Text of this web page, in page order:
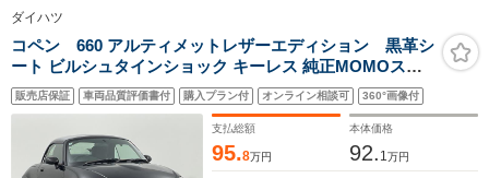
ダイハツ
コペン 660 アルティメットレザーエディション 黒革シ
ート ビルシュタインショック キーレス 純正MOMOステ
アリング ETC HIDヘッドライト BSSアルミ リアウイング
シートヒーター
販売店保証 車両品質評価書付 購入プラン付 オンライン相談可 360°画像付
支払総額
95.8万円
本体価格
92. 1万円